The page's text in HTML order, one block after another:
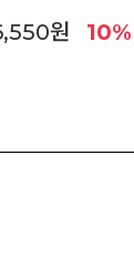
원 10%